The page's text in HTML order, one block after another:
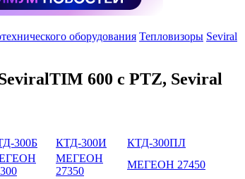
оборудования Тепловизоры Seviral
600 с PTZ, Seviral
300Б КТД-300И
КТД-300ПЛ
МЕГЕОН
27350
МЕГЕОН 27450